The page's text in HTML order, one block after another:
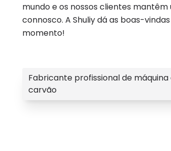
mundo e os nossos clientes
connosco. A Shuliy dá as boas-
momento!
Fabricante profissional de máquina
carvão